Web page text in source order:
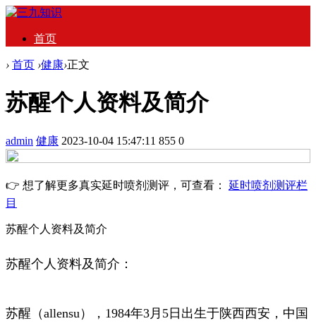
首页
› 首页 ›健康›正文
苏醒个人资料及简介
admin 健康 2023-10-04 15:47:11 855 0
👉 想了解更多真实延时喷剂测评，可查看： 延时喷剂测评栏
目
苏醒个人资料及简介
苏醒个人资料及简介：
苏醒（allensu），1984年3月5日出生于陕西西安，中国